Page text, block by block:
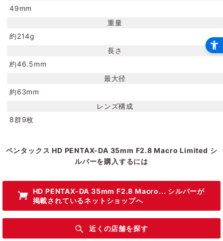
49mm
重量
約214g
長さ
約46.5mm
最大径
約63mm
レンズ構成
8群9枚
ペンタックス HD PENTAX-DA 35mm F2.8 Macro Limited シ
ルバーを購入するには
HD PENTAX-DA 35mm F2.8 Macro... シルバーが
掲載されているネットショップへ
近くの店舗を探す